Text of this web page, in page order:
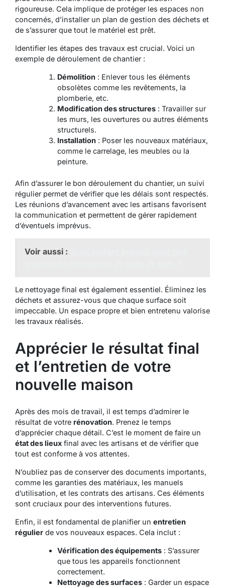
rigoureuse. Cela implique de protéger les espaces non
concernés, d’installer un plan de gestion des déchets et
de s’assurer que tout le matériel est prêt.
Identifier les étapes des travaux est crucial. Voici un
exemple de déroulement de chantier :
Démolition: Enlever tous les éléments
obsolètes comme les revêtements, la
plomberie, etc.
Modification des structures: Travailler sur
les murs, les ouvertures ou autres éléments
structurels.
Installation: Poser les nouveaux matériaux,
comme le carrelage, les meubles ou la
peinture.
Afin d’assurer le bon déroulement du chantier, un suivi
régulier permet de vérifier que les délais sont respectés.
Les réunions d’avancement avec les artisans favorisent
la communication et permettent de gérer rapidement
d’éventuels imprévus.
Voir aussi :
Le nettoyage final est également essentiel. Éliminez les
déchets et assurez-vous que chaque surface soit
impeccable. Un espace propre et bien entretenu valorise
les travaux réalisés.
Apprécier le résultat final
et l’entretien de votre
nouvelle maison
Après des mois de travail, il est temps d’admirer le
résultat de votre rénovation. Prenez le temps
d’apprécier chaque détail. C’est le moment de faire un
état des lieux final avec les artisans et de vérifier que
tout est conforme à vos attentes.
N’oubliez pas de conserver des documents importants,
comme les garanties des matériaux, les manuels
d’utilisation, et les contrats des artisans. Ces éléments
sont cruciaux pour des interventions futures.
Enfin, il est fondamental de planifier un entretien
régulier de vos nouveaux espaces. Cela inclut :
Vérification des équipements: S’assurer
que tous les appareils fonctionnent
correctement.
Nettoyage des surfaces: Garder un espace